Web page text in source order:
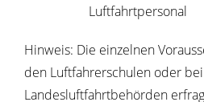
Luftfahrtpersonal
Hinweis: Die einzelnen
den Luftfahrerschulen oder
Landesluftfahrtbehörden